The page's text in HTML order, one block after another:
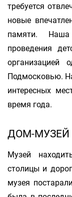
требуется
новые
памяти.
проведения
организацией
Подмосковью.
интересных
время года.
ДОМ-МУЗЕЙ
Музей
столицы и
музея